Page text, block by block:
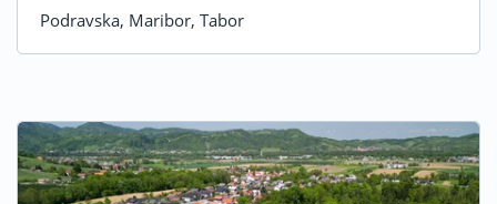
Podravska, Maribor, Tabor